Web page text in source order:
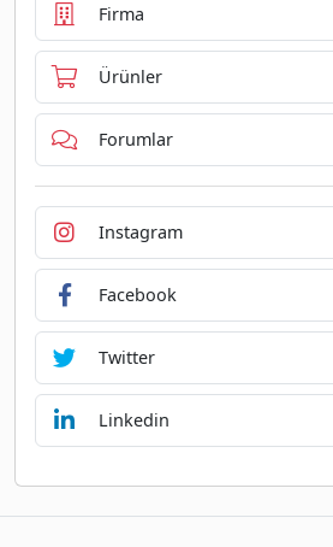
Firma
Ürünler
Forumlar
Instagram
Facebook
Twitter
Linkedin